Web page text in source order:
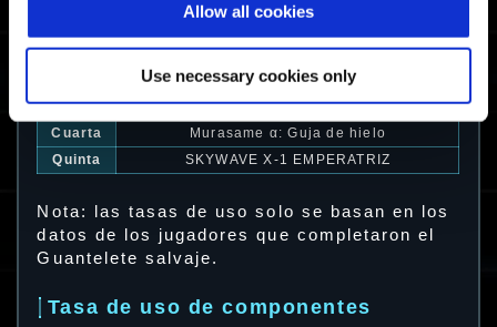
Allow all cookies
Use necessary cookies only
a
Vigilant α: Tiradora
Vigilant
Tercera
DEADEYE X-1 TIRO CERTERO
Cuarta
Murasame α: Guja de hielo
Quinta
SKYWAVE X-1 EMPERATRIZ
Nota: las tasas de uso solo se basan en los
datos de los jugadores que completaron el
Guantelete salvaje.
Tasa de uso de componentes